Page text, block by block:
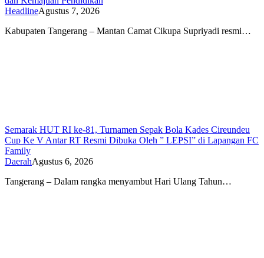
HeadlineAgustus 7, 2026
Kabupaten Tangerang – Mantan Camat Cikupa Supriyadi resmi…
Semarak HUT RI ke-81, Turnamen Sepak Bola Kades Cireundeu
Cup Ke V Antar RT Resmi Dibuka Oleh ” LEPSI” di Lapangan FC
Family
DaerahAgustus 6, 2026
Tangerang – Dalam rangka menyambut Hari Ulang Tahun…